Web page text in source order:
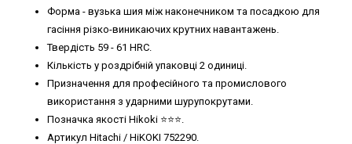
Форма - вузька шия між наконечником та посадкою для
гасіння різко-виникаючих крутних навантажень.
Твердість 59 - 61 HRC.
Кількість у роздрібній упаковці 2 одиниці.
Призначення для професійного та промислового
використання з ударними шурупокрутами.
Позначка якості Hikoki ⭐️⭐️⭐️.
Артикул Hitachi / HiKOKI 752290.